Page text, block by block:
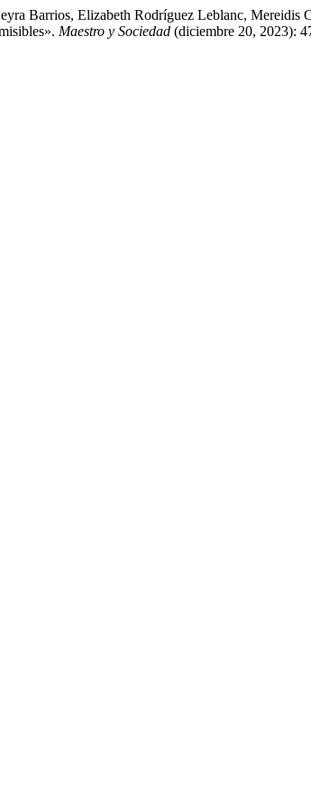
Barrios, Elizabeth Rodríguez Leblanc, Mereidis
Maestro y Sociedad (diciembre 20, 2023):